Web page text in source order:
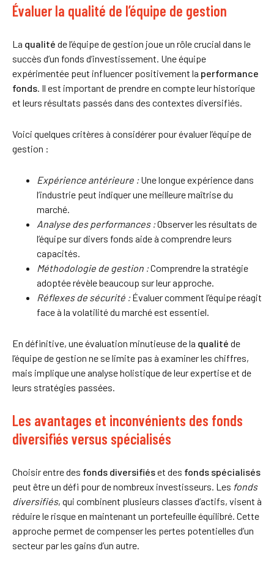
Évaluer la qualité de l’équipe de gestion
La qualité de l’équipe de gestion joue un rôle crucial dans le
succès d’un fonds d’investissement. Une équipe
expérimentée peut influencer positivement la performance
fonds. Il est important de prendre en compte leur historique
et leurs résultats passés dans des contextes diversifiés.
Voici quelques critères à considérer pour évaluer l’équipe de
gestion :
Expérience antérieure :Une longue expérience dans
l’industrie peut indiquer une meilleure maîtrise du
marché.
Analyse des performances :Observer les résultats de
l’équipe sur divers fonds aide à comprendre leurs
capacités.
Méthodologie de gestion :Comprendre la stratégie
adoptée révèle beaucoup sur leur approche.
Réflexes de sécurité :Évaluer comment l’équipe réagit
face à la volatilité du marché est essentiel.
En définitive, une évaluation minutieuse de la qualité de
l’équipe de gestion ne se limite pas à examiner les chiffres,
mais implique une analyse holistique de leur expertise et de
leurs stratégies passées.
Les avantages et inconvénients des fonds
diversifiés versus spécialisés
Choisir entre des fonds diversifiéset des fonds spécialisés
peut être un défi pour de nombreux investisseurs. Les fonds
diversifiés, qui combinent plusieurs classes d’actifs, visent à
réduire le risque en maintenant un portefeuille équilibré. Cette
approche permet de compenser les pertes potentielles d’un
secteur par les gains d’un autre.